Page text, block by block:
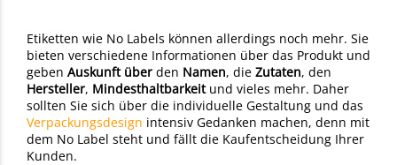
Etiketten wie No Labels können allerdings noch mehr. Sie
bieten verschiedene Informationen über das Produkt und
geben Auskunft über den Namen, die Zutaten, den
Hersteller, Mindesthaltbarkeit und vieles mehr. Daher
sollten Sie sich über die individuelle Gestaltung und das
Verpackungsdesign intensiv Gedanken machen, denn mit
dem No Label steht und fällt die Kaufentscheidung Ihrer
Kunden.